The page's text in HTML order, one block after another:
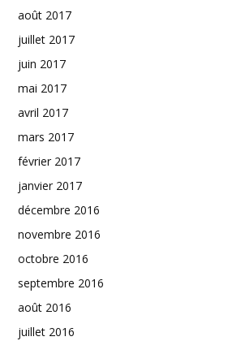
août 2017
juillet 2017
juin 2017
mai 2017
avril 2017
mars 2017
février 2017
janvier 2017
décembre 2016
novembre 2016
octobre 2016
septembre 2016
août 2016
juillet 2016